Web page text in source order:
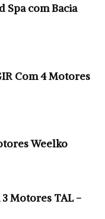
Spa com Bacia
Com 4 Motores
Weelko
Motores TAL -